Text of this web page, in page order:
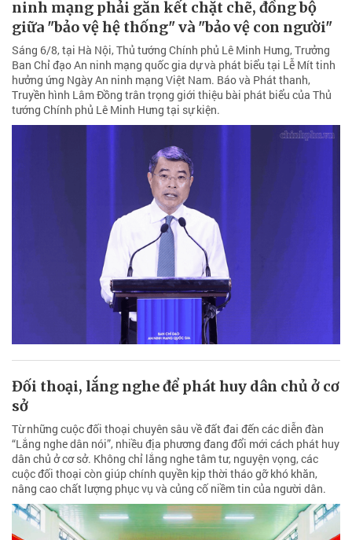
ninh mạng phải gắn kết chặt chẽ, đồng bộ
giữa "bảo vệ hệ thống" và "bảo vệ con người"
Sáng 6/8, tại Hà Nội, Thủ tướng Chính phủ Lê Minh Hưng, Trưởng
Ban Chỉ đạo An ninh mạng quốc gia dự và phát biểu tại Lễ Mít tinh
hưởng ứng Ngày An ninh mạng Việt Nam. Báo và Phát thanh,
Truyền hình Lâm Đồng trân trọng giới thiệu bài phát biểu của Thủ
tướng Chính phủ Lê Minh Hưng tại sự kiện.
Đối thoại, lắng nghe để phát huy dân chủ ở cơ
sở
Từ những cuộc đối thoại chuyên sâu về đất đai đến các diễn đàn
“Lắng nghe dân nói”, nhiều địa phương đang đổi mới cách phát huy
dân chủ ở cơ sở. Không chỉ lắng nghe tâm tư, nguyện vọng, các
cuộc đối thoại còn giúp chính quyền kịp thời tháo gỡ khó khăn,
nâng cao chất lượng phục vụ và củng cố niềm tin của người dân.